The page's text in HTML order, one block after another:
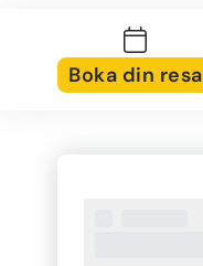
Boka din resa